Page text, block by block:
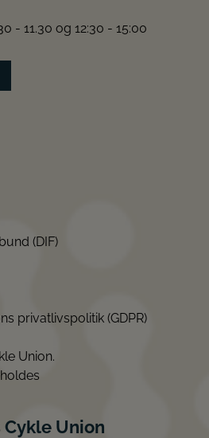
- 11.30 og 12:30 - 15:00
(DIF)
privatlivspolitik (GDPR)
Union.
Union